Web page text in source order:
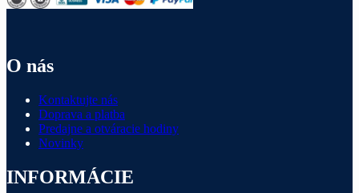
O nás
Kontaktujte nás
Doprava a platba
Predajne a otváracie hodiny
Novinky
INFORMÁCIE